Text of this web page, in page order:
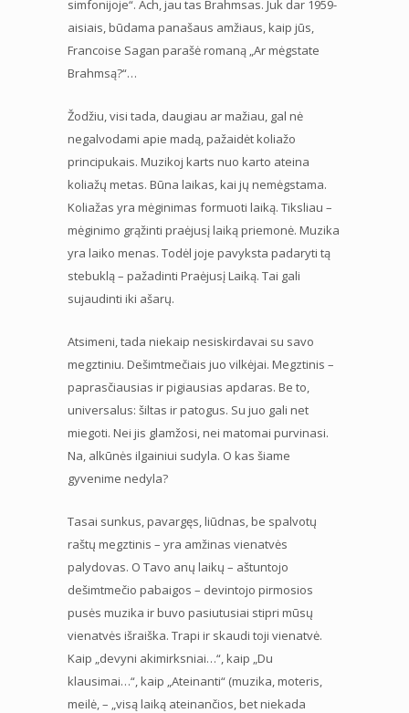
simfonijoje“. Ach, jau tas Brahmsas. Juk dar 1959-
aisiais, būdama panašaus amžiaus, kaip jūs,
Francoise Sagan parašė romaną „Ar mėgstate
Brahmsą?“…
Žodžiu, visi tada, daugiau ar mažiau, gal nė
negalvodami apie madą, pažaidėt koliažo
principukais. Muzikoj karts nuo karto ateina
koliažų metas. Būna laikas, kai jų nemėgstama.
Koliažas yra mėginimas formuoti laiką. Tiksliau –
mėginimo grąžinti praėjusį laiką priemonė. Muzika
yra laiko menas. Todėl joje pavyksta padaryti tą
stebuklą – pažadinti Praėjusį Laiką. Tai gali
sujaudinti iki ašarų.
Atsimeni, tada niekaip nesiskirdavai su savo
megztiniu. Dešimtmečiais juo vilkėjai. Megztinis –
paprasčiausias ir pigiausias apdaras. Be to,
universalus: šiltas ir patogus. Su juo gali net
miegoti. Nei jis glamžosi, nei matomai purvinasi.
Na, alkūnės ilgainiui sudyla. O kas šiame
gyvenime nedyla?
Tasai sunkus, pavargęs, liūdnas, be spalvotų
raštų megztinis – yra amžinas vienatvės
palydovas. O Tavo anų laikų – aštuntojo
dešimtmečio pabaigos – devintojo pirmosios
pusės muzika ir buvo pasiutusiai stipri mūsų
vienatvės išraiška. Trapi ir skaudi toji vienatvė.
Kaip „devyni akimirksniai…“, kaip „Du
klausimai…“, kaip „Ateinanti“ (muzika, moteris,
meilė, – „visą laiką ateinančios, bet niekada